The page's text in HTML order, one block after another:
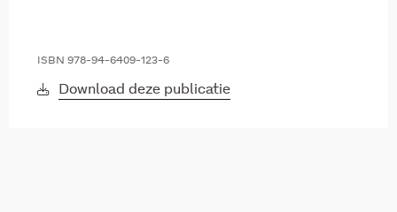
ISBN 978-94-6409-123-6
Download deze publicatie